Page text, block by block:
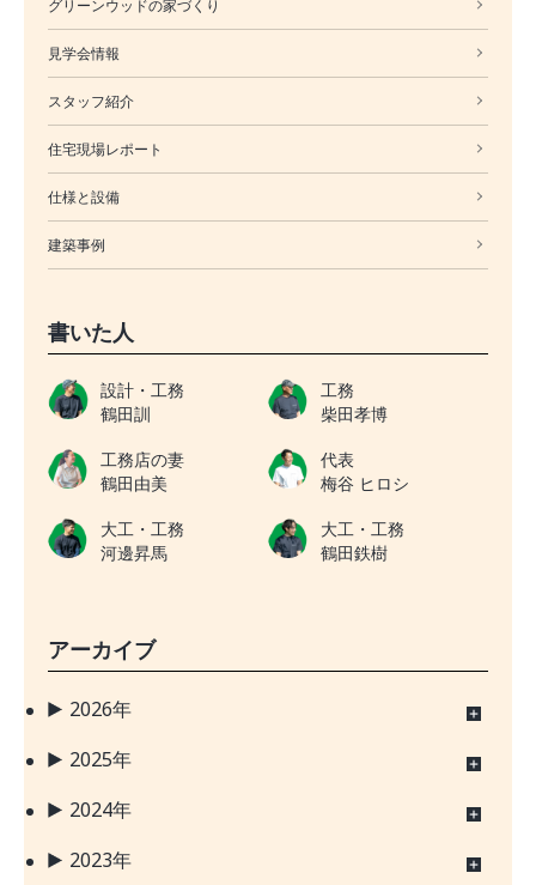
グリーンウッドの家づくり
見学会情報
スタッフ紹介
住宅現場レポート
仕様と設備
建築事例
書いた人
設計・工務
鶴田訓
工務
柴田孝博
工務店の妻
鶴田由美
代表
梅谷 ヒロシ
大工・工務
河邊昇馬
大工・工務
鶴田鉄樹
アーカイブ
2026年
2025年
2024年
2023年